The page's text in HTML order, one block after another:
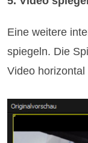
Eine weitere
spiegeln. Die
Video